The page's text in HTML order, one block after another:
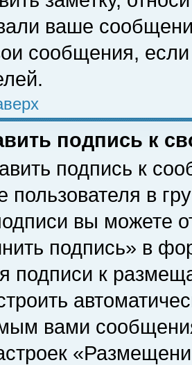
ваше
сообщения,
подпись к
подпись к
пользователя в
вы можете
подпись» в
подписи к
вами